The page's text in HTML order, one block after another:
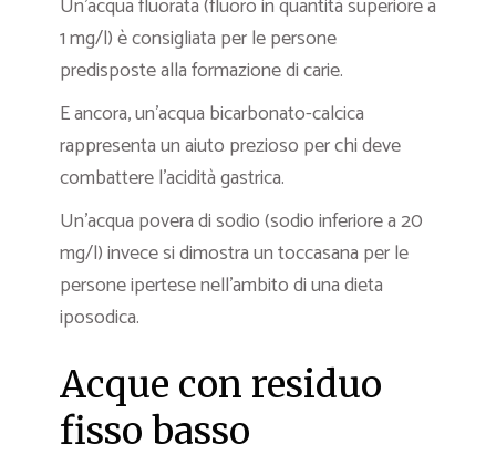
1 mg/l) è consigliata per le persone
predisposte alla formazione di carie.
E ancora, un’acqua bicarbonato-calcica
rappresenta un aiuto prezioso per chi deve
combattere l’acidità gastrica.
Un’acqua povera di sodio (sodio inferiore a 20
mg/l) invece si dimostra un toccasana per le
persone ipertese nell’ambito di una dieta
iposodica.
Acque con residuo
fisso basso